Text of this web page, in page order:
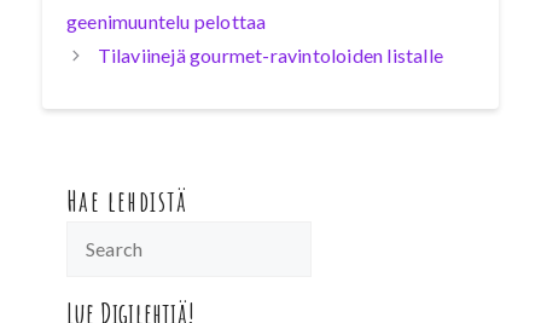
geenimuuntelu pelottaa
Tilaviinejä gourmet-ravintoloiden listalle
Hae lehdistä
Lue Digilehtiä!